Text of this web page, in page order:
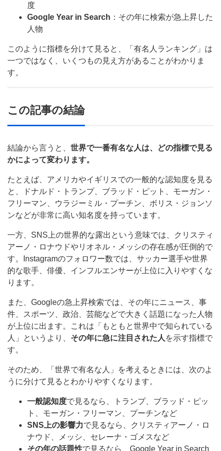
度
Google Year in Search ：その年に検索が急上昇した
人物
このように指標を分けて見ると、「有名人ランキング」は
一つではなく、いくつもの見え方があることがわかりま
す。
この記事の結論
結論から言うと、 世界で一番有名な人は、どの指標で見る
かによって変わります。
たとえば、アメリカやイギリスでの一般的な認知度を見る
と、ドナルド・トランプ、ブラッド・ピット、モーガン・
フリーマン、ウラジーミル・プーチン、ボリス・ジョンソ
ンなどが非常に高い知名度を持っています。
一方、SNS上の世界的な露出という意味では、クリスティ
アーノ・ロナウドやリオネル・メッシの存在感が圧倒的で
す。Instagramのフォロワー数では、サッカー選手や世界
的な歌手、俳優、インフルエンサーが上位に入りやすくな
ります。
また、Googleの急上昇検索では、その年にニュース、事
件、スポーツ、政治、芸能などで大きく話題になった人物
が上位に出ます。これは「もともと世界中で知られている
人」というより、 その年に急に注目された人 を示す指標で
す。
そのため、「世界で有名な人」を考えるときには、次のよ
うに分けて見るとわかりやすくなります。
一般認知度で見るなら、トランプ、ブラッド・ピッ
ト、モーガン・フリーマン、プーチンなど
SNS上の影響力で見るなら、クリスティアーノ・ロ
ナウド、メッシ、セレーナ・ゴメスなど
その年の話題性で見るなら、Google Year in Search